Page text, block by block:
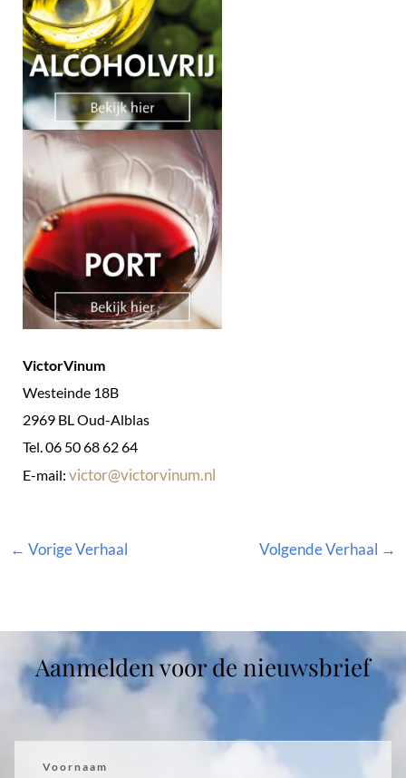
VictorVinum
Westeinde 18B
2969 BL Oud-Alblas
Tel. 06 50 68 62 64
E-mail: victor@victorvinum.nl
← Vorige Verhaal Volgende Verhaal →
Aanmelden voor de nieuwsbrief